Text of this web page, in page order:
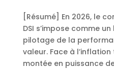
[Résumé] En 2026, le
DSI s’impose comme
pilotage de la
valeur. Face à
montée en puissance